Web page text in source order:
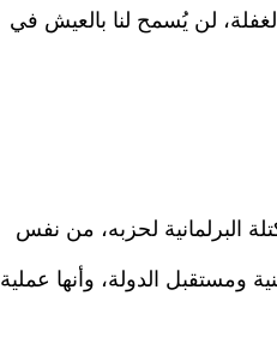
لن يُسمح لنا بالعيش في
البرلمانية لحزبه، من نفس
ومستقبل الدولة، وأنها عملية